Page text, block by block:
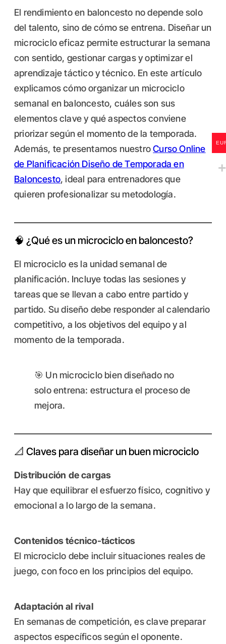
El rendimiento en baloncesto no depende solo
del talento, sino de cómo se entrena. Diseñar un
microciclo eficaz permite estructurar la semana
con sentido, gestionar cargas y optimizar el
aprendizaje táctico y técnico. En este artículo
explicamos cómo organizar un microciclo
semanal en baloncesto, cuáles son sus
elementos clave y qué aspectos conviene
priorizar según el momento de la temporada.
Además, te presentamos nuestroCurso Online
de Planificación Diseño de Temporada en
Baloncesto, ideal para entrenadores que
quieren profesionalizar su metodología.
🧠 ¿Qué es un microciclo en baloncesto?
El microciclo es la unidad semanal de
planificación. Incluye todas las sesiones y
tareas que se llevan a cabo entre partido y
partido. Su diseño debe responder al calendario
competitivo, a los objetivos del equipo y al
momento de la temporada.
🎯 Un microciclo bien diseñado no
solo entrena: estructura el proceso de
mejora.
📐 Claves para diseñar un buen microciclo
Distribución de cargas
Hay que equilibrar el esfuerzo físico, cognitivo y
emocional a lo largo de la semana.
Contenidos técnico-tácticos
El microciclo debe incluir situaciones reales de
juego, con foco en los principios del equipo.
Adaptación al rival
En semanas de competición, es clave preparar
aspectos específicos según el oponente.